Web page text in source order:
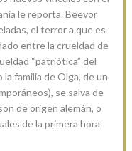
le reporta. Beevor
el terror a que es
entre la crueldad de
“patriótica” del
familia de Olga, de un
se salva de
de origen alemán, o
de la primera hora